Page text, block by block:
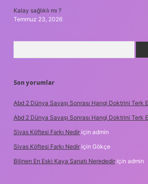
Kalay sağlıklı mı ?
Temmuz 23, 2026
Son yorumlar
Abd 2 Dünya Savaşı Sonrası Hangi Doktrini Terk
Abd 2 Dünya Savaşı Sonrası Hangi Doktrini Terk
Sivas Köftesi Farkı Nedir için admin
Sivas Köftesi Farkı Nedir için Gökçe
Bilinen En Eski Kaya Sanatı Nerededir için admin